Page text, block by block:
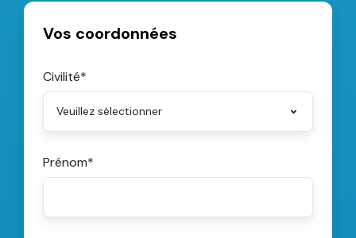
Vos coordonnées
Civilité*
Prénom*